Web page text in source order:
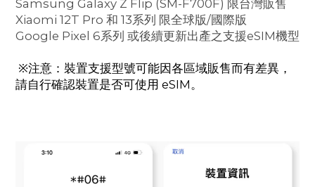
Samsung Galaxy Z Flip (SM-F700F) 限台灣販售
Xiaomi 12T Pro 和 13系列 限全球版/國際版
Google Pixel 6系列 或後續更新出產之支援eSIM機型
※注意：裝置支援型號可能因各區域販售而有差異，
請自行確認裝置是否可使用 eSIM。